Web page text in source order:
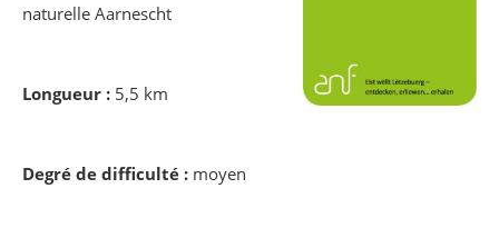
naturelle Aarnescht
Longueur : 5,5 km
Degré de difficulté : moyen